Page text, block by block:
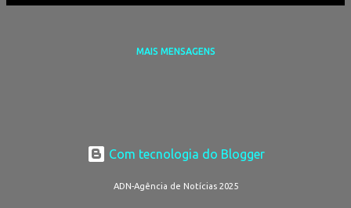
MAIS MENSAGENS
Com tecnologia do Blogger
ADN-Agência de Notícias 2025